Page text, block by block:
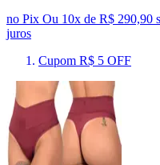
no Pix Ou 10x de R$ 290,90
juros
Cupom R$ 5 OFF